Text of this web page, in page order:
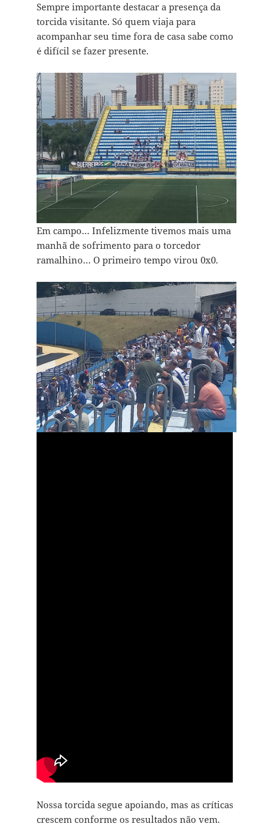
Sempre importante destacar a presença da
torcida visitante. Só quem viaja para
acompanhar seu time fora de casa sabe como
é difícil se fazer presente.
Em campo… Infelizmente tivemos mais uma
manhã de sofrimento para o torcedor
ramalhino… O primeiro tempo virou 0x0.
Nossa torcida segue apoiando, mas as críticas
crescem conforme os resultados não vem.